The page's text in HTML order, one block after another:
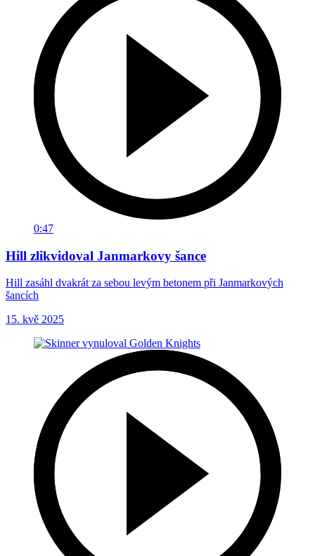
0:47
Hill zlikvidoval Janmarkovy šance
Hill zasáhl dvakrát za sebou levým betonem při Janmarkových
šancích
15. kvě 2025